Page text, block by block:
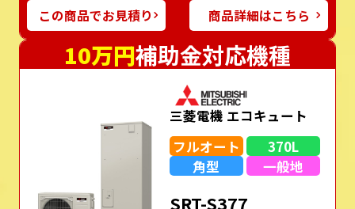
この商品でお見積り 商品詳細はこちら
10万円補助金対応機種
三菱電機 エコキュート
フルオート
370L
角型
一般地
SRT-S377